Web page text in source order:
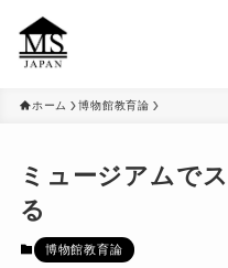
ホーム 博物館教育論
ミュージアムで
る
博物館教育論